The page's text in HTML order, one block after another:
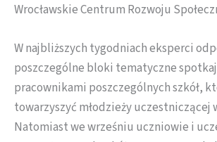
Wrocławskie Centrum Rozwoju
W najbliższych tygodniach eksperci
poszczególne bloki tematyczne
pracownikami poszczególnych szkół,
towarzyszyć młodzieży uczestniczącej
Natomiast we wrześniu uczniowie i